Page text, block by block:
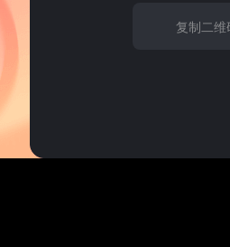
复制二维